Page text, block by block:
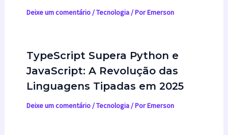
Deixe um comentário/Tecnologia/ PorEmerson
TypeScript Supera Python e
JavaScript: A Revolução das
Linguagens Tipadas em 2025
Deixe um comentário/Tecnologia/ PorEmerson